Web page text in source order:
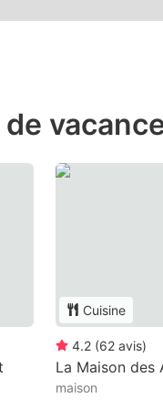
Cuisine
4.2 (62 avis)
La Maison des
maison